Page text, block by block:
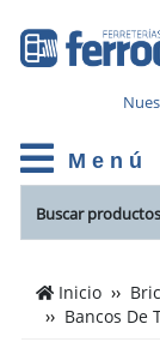
M e n ú
Cientos
de
Inicio
Bancos De